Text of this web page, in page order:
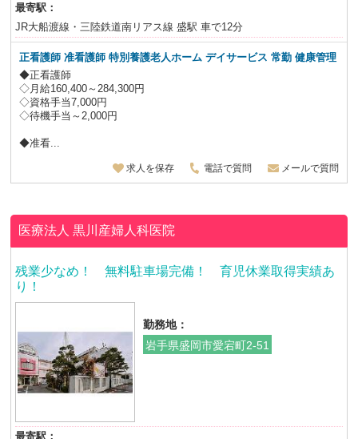
最寄駅：
JR大船渡線・三陸鉄道南リアス線 盛駅 車で12分
正看護師 准看護師 特別養護老人ホーム デイサービス常勤 健康管理
◆正看護師
◇月給160,400～284,300円
◇資格手当7,000円
◇待機手当～2,000円
◆准看...
求人を保存 電話で質問 メールで質問
医療法人黒川産婦人科医院
残業少なめ！ 無料駐車場完備！ 育児休業取得実績あ
り！
勤務地：
岩手県盛岡市愛宕町2-51
最寄駅：